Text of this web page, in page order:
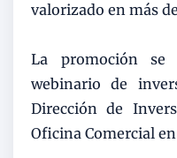
valorizado en más
La promoción
webinario de
Dirección de
Oficina Comercial